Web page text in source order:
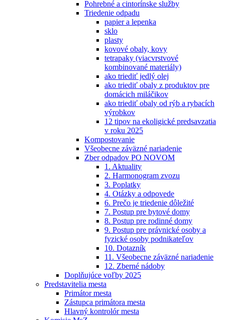
Pohrebné a cintorínske služby
Triedenie odpadu
papier a lepenka
sklo
plasty
kovové obaly, kovy
tetrapaky (viacvrstvové
kombinované materiály)
ako triediť jedlý olej
ako triediť obaly z produktov pre
domácich miláčikov
ako triediť obaly od rýb a rybacích
výrobkov
12 tipov na ekoligické predsavzatia
v roku 2025
Kompostovanie
Všeobecne záväzné nariadenie
Zber odpadov PO NOVOM
1. Aktuality
2. Harmonogram zvozu
3. Poplatky
4. Otázky a odpovede
6. Prečo je triedenie dôležité
7. Postup pre bytové domy
8. Postup pre rodinné domy
9. Postup pre právnické osoby a
fyzické osoby podnikateľov
10. Dotazník
11. Všeobecne záväzné nariadenie
12. Zberné nádoby
Doplňujúce voľby 2025
Predstavitelia mesta
Primátor mesta
Zástupca primátora mesta
Hlavný kontrolór mesta